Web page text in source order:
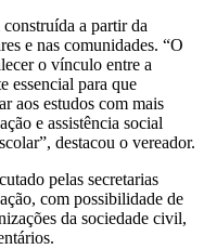
a partir da
e nas comunidades. “O
o vínculo entre a
essencial para que
aos estudos com mais
e assistência social
destacou o vereador.
pelas secretarias
com possibilidade de
da sociedade civil,